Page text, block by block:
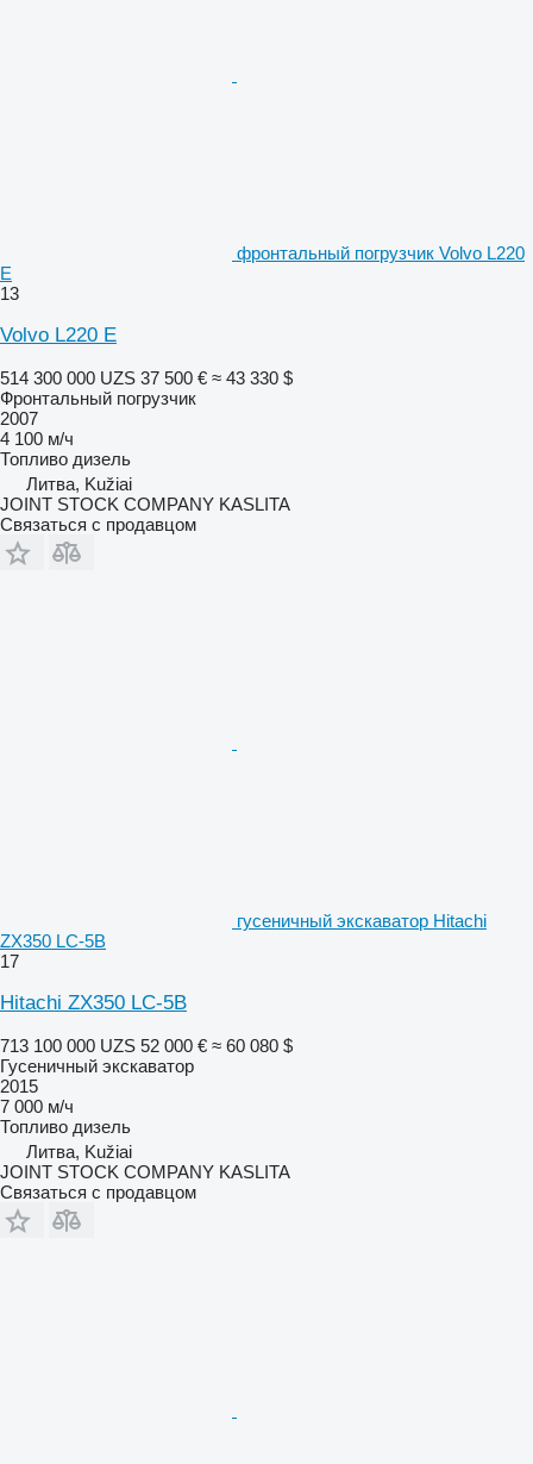
фронтальный погрузчик Volvo L220
E
13
Volvo L220 E
514 300 000 UZS 37 500 € ≈ 43 330 $
Фронтальный погрузчик
2007
4 100 м/ч
Топливо дизель
Литва, Kužiai
JOINT STOCK COMPANY KASLITA
Связаться с продавцом
гусеничный экскаватор Hitachi
ZX350 LC-5B
17
Hitachi ZX350 LC-5B
713 100 000 UZS 52 000 € ≈ 60 080 $
Гусеничный экскаватор
2015
7 000 м/ч
Топливо дизель
Литва, Kužiai
JOINT STOCK COMPANY KASLITA
Связаться с продавцом